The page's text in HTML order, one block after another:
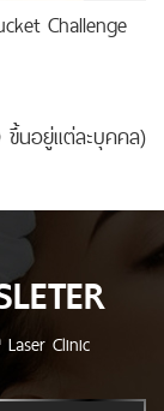
Challenge
นอยู่แต่ละบุคคล)
Laser Clinic